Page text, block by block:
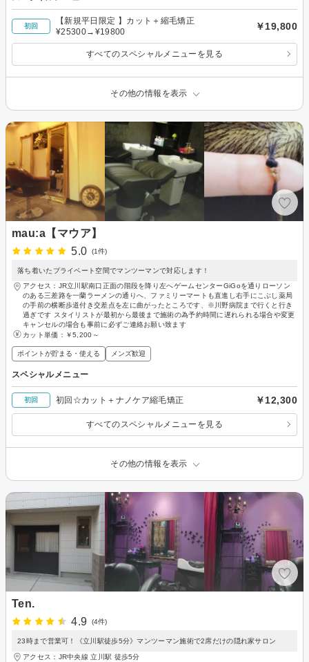
初回
【新規平日限定 】カット＋縮毛矯正
¥25300→¥19800
￥19,800
すべてのスペシャルメニューを見る
その他の情報を表示
mau:a【マウア】
5.0
(1件)
落ち着いたプライベート空間でマンツーマンで対応します！
アクセス：JR立川駅南口正面の階段を降り左へゲームセンターGiGoを通りローソン
のある三差路を一蘭ラーメンの通りへ、ファミリーマートも直進し右手にこぶし薬局
の手前の横断歩道付き交差点を左に曲がったところです、※川野病院まで行くと行き
過ぎです スタイリストが最初から最後まで施術の為予約時間に遅れられる場合や変更
キャンセルの場合も事前に必ずご連絡お願い致ます
カット単価： ￥5,200～
ポイントが貯まる・使える メンズ歓迎
スペシャルメニュー
初回 初回☆カット＋ナノケア縮毛矯正 ￥12,300
すべてのスペシャルメニューを見る
その他の情報を表示
Ten.
4.9
(4件)
23時まで営業可！《立川駅徒歩5分》マンツーマン施術で2席だけの隠れ家サロン
アクセス：JR中央線 立川駅 徒歩5分